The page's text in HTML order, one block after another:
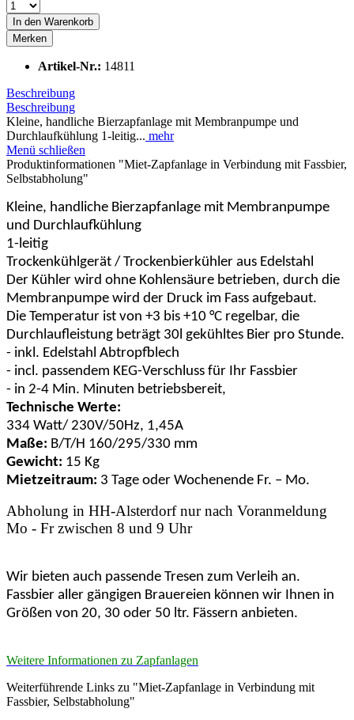
In den Warenkorb
Merken
Artikel-Nr.: 14811
Beschreibung
Beschreibung
Kleine, handliche Bierzapfanlage mit Membranpumpe und
Durchlaufkühlung 1-leitig... mehr
Menü schließen
Produktinformationen "Miet-Zapfanlage in Verbindung mit Fassbier,
Selbstabholung"
Kleine, handliche Bierzapfanlage mit Membranpumpe
und Durchlaufkühlung
1-leitig
Trockenkühlgerät / Trockenbierkühler aus Edelstahl
Der Kühler wird ohne Kohlensäure betrieben, durch die
Membranpumpe wird der Druck im Fass aufgebaut.
Die Temperatur ist von +3 bis +10 °C regelbar, die
Durchlaufleistung beträgt 30l gekühltes Bier pro Stunde.
- inkl. Edelstahl Abtropfblech
- incl. passendem KEG-Verschluss für Ihr Fassbier
- in 2-4 Min. Minuten betriebsbereit,
Technische Werte:
334 Watt/ 230V/50Hz, 1,45A
Maße: B/T/H 160/295/330 mm
Gewicht: 15 Kg
Mietzeitraum: 3 Tage oder Wochenende Fr. – Mo.
Abholung in HH-Alsterdorf nur nach Voranmeldung
Mo - Fr zwischen 8 und 9 Uhr
Wir bieten auch passende Tresen zum Verleih an.
Fassbier aller gängigen Brauereien können wir Ihnen in
Größen von 20, 30 oder 50 ltr. Fässern anbieten.
Weitere Informationen zu Zapfanlagen
Weiterführende Links zu "Miet-Zapfanlage in Verbindung mit
Fassbier, Selbstabholung"